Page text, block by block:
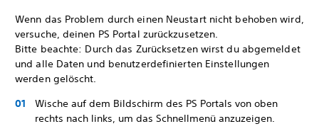
Wenn das Problem durch einen Neustart nicht behoben wird,
versuche, deinen PS Portal zurückzusetzen.
Bitte beachte: Durch das Zurücksetzen wirst du abgemeldet
und alle Daten und benutzerdefinierten Einstellungen
werden gelöscht.
Wische auf dem Bildschirm des PS Portals von oben
rechts nach links, um das Schnellmenü anzuzeigen.